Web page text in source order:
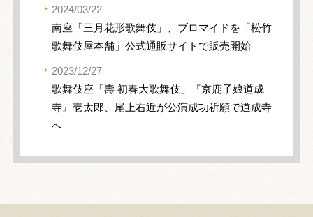
2024/03/22
南座「三月花形歌舞伎」、ブロマイドを「松竹
歌舞伎屋本舗」公式通販サイトで販売開始
2023/12/27
歌舞伎座「壽 初春大歌舞伎」『京鹿子娘道成
寺』壱太郎、尾上右近が公演成功祈願で道成寺
へ